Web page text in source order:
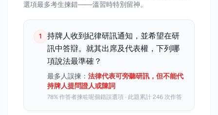
選項最多考生揀錯——溫習時特別留神。
1
持牌人收到紀律研訊通知，並希望在研
訊中答辯。就其出席及代表權，下列哪
項說法最準確？
最多人誤揀： 法律代表可旁聽研訊，但不能代
持牌人提問證人或陳詞
78% 作答者揀咗呢個錯誤選項 · 此題累計 246 次作答